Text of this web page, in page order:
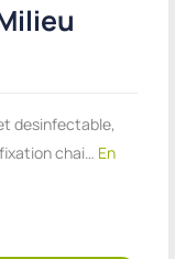
desinfectable,
chai… En